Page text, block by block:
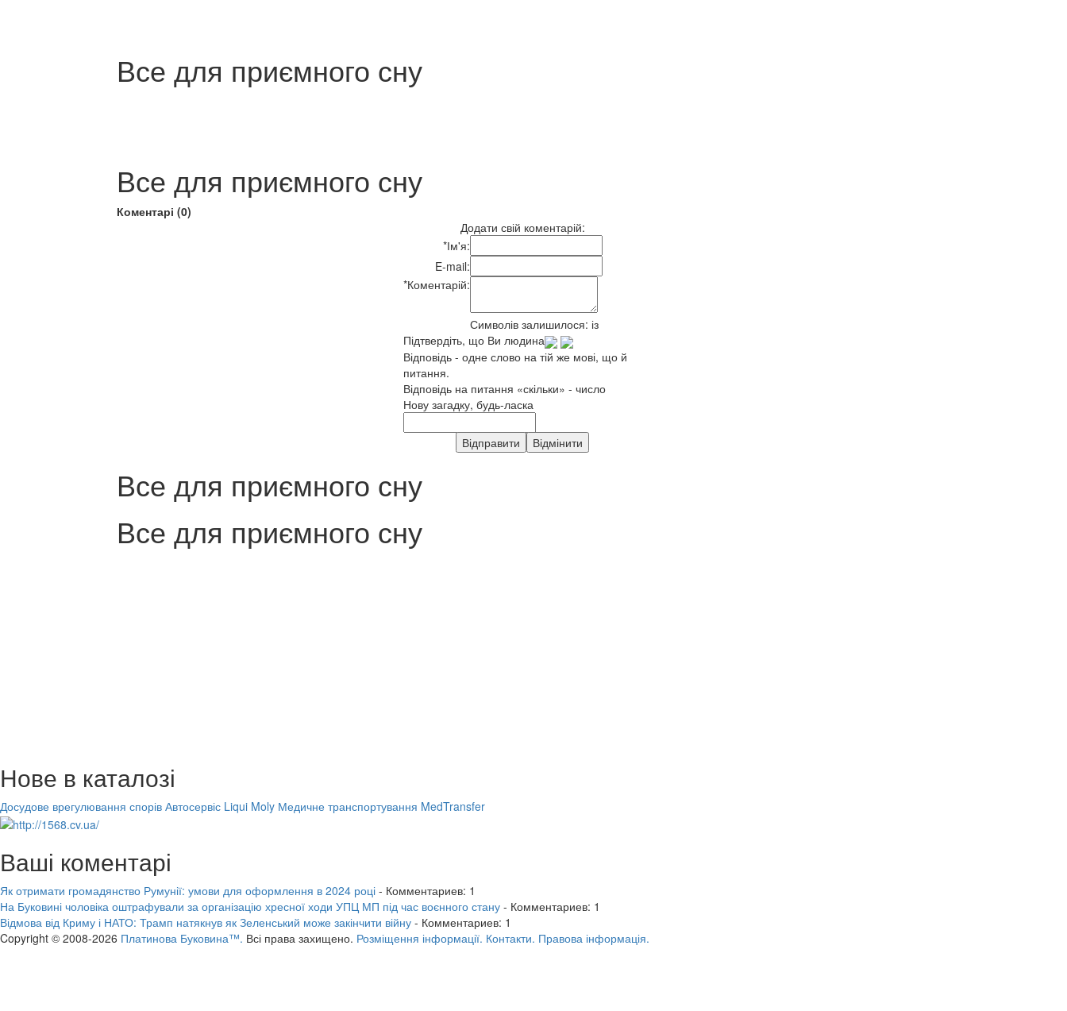
Все для приємного сну
Все для приємного сну
Коментарі (0)
Додати свій коментарій:
*Ім'я:
E-mail:
*Коментарій:
Символів залишилося: із
Підтвердіть, що Ви людина
Відповідь - одне слово на тій же мові, що й
питання.
Відповідь на питання «скільки» - число
Нову загадку, будь-ласка
Все для приємного сну
Все для приємного сну
Нове в каталозі
Досудове врегулювання спорів Автосервіс Liqui Moly Медичне транспортування MedTransfer
Ваші коментарі
Як отримати громадянство Румунії: умови для оформлення в 2024 році - Комментариев: 1
На Буковині чоловіка оштрафували за організацію хресної ходи УПЦ МП під час воєнного стану - Комментариев: 1
Відмова від Криму і НАТО: Трамп натякнув як Зеленський може закінчити війну - Комментариев: 1
Copyright © 2008-2026 Платинова Буковина™. Всі права захищено. Розміщення інформації. Контакти. Правова інформація.